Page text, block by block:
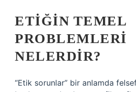
ETIĞIN TEMEL
PROBLEMLERI
NELERDIR?
“Etik sorunlar” bir anlamda